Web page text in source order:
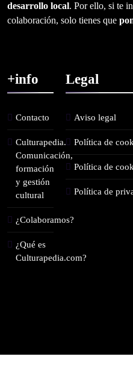
desarrollo local. Por ello, si te
colaboración, solo tienes que
+info
Contacto
Culturapedia.
Comunicación,
formación
y gestión
cultural
¿Colaboramos?
¿Qué es
Culturapedia.com?
Legal
Aviso legal
Política de
Política de
Política de